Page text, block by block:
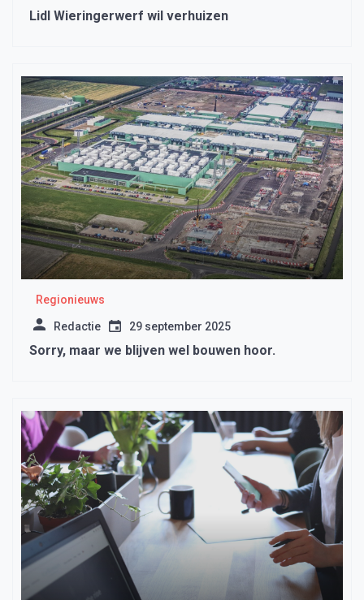
Lidl Wieringerwerf wil verhuizen
Regionieuws
Redactie 29 september 2025
Sorry, maar we blijven wel bouwen hoor.